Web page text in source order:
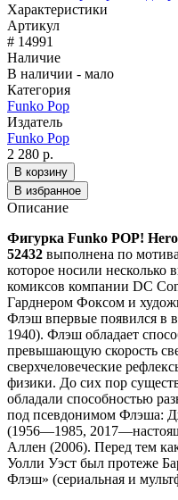
Характеристики
Артикул
# 14991
Наличие
В наличии - мало
Категория
Funko Pop
Издатель
Funko Pop
2 280 р.
В корзину
В избранное
Описание
Фигурка Funko POP!
52432 выполнена по
которое носили
комиксов компании DC
Гарднером Фоксом и
Флэш впервые появился в
1940). Флэш обладает
превышающую скорость
сверхчеловеческие
физики. До сих пор
обладали способностью
под псевдонимом Флэша:
(1956—1985,
Аллен (2006). Перед тем
Уолли Уэст был протеже
Флэш» (сериальная и